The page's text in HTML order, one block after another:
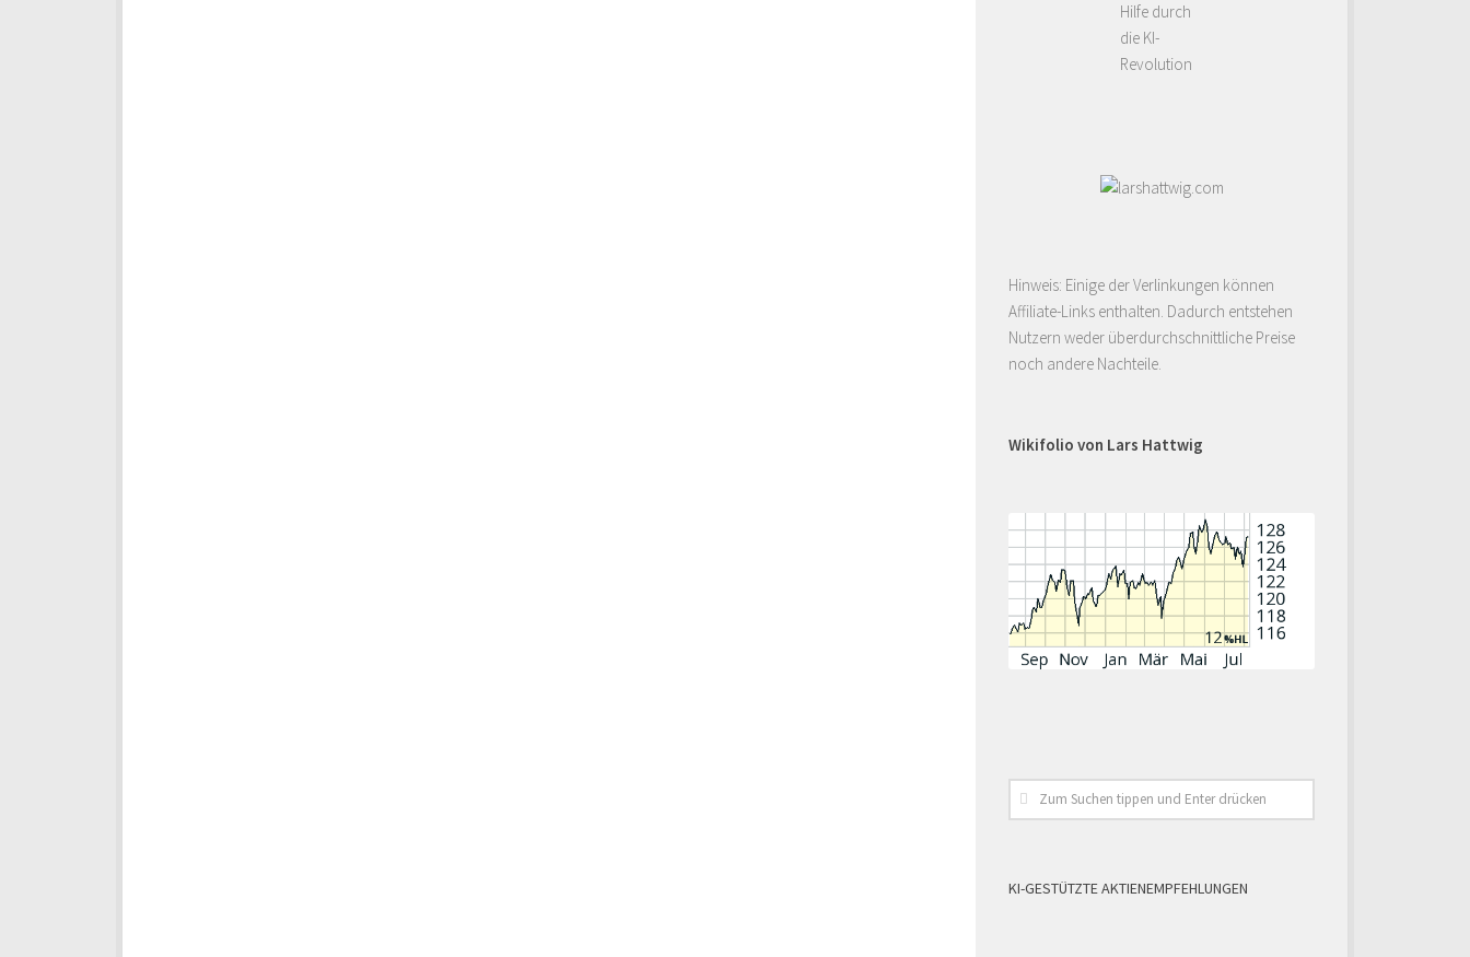
Hilfe durch
die KI-
Revolution
Hinweis: Einige der Verlinkungen können
Affiliate-Links enthalten. Dadurch entstehen
Nutzern weder überdurchschnittliche Preise
noch andere Nachteile.
Wikifolio von Lars Hattwig
KI-GESTÜTZTE AKTIENEMPFEHLUNGEN